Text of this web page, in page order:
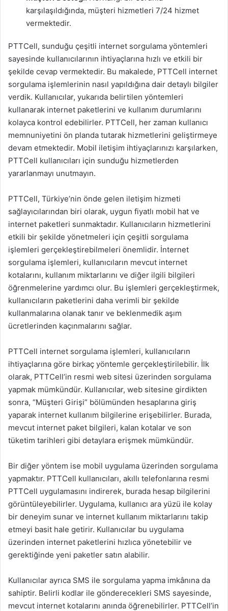
karşılaşıldığında, müşteri hizmetleri 7/24 hizmet
vermektedir.
PTTCell, sunduğu çeşitli internet sorgulama yöntemleri
sayesinde kullanıcılarının ihtiyaçlarına hızlı ve etkili bir
şekilde cevap vermektedir. Bu makalede, PTTCell internet
sorgulama işlemlerinin nasıl yapıldığına dair detaylı bilgiler
verdik. Kullanıcılar, yukarıda belirtilen yöntemleri
kullanarak internet paketlerini ve kullanım durumlarını
kolayca kontrol edebilirler. PTTCell, her zaman kullanıcı
memnuniyetini ön planda tutarak hizmetlerini geliştirmeye
devam etmektedir. Mobil iletişim ihtiyaçlarınızı karşılarken,
PTTCell kullanıcıları için sunduğu hizmetlerden
yararlanmayı unutmayın.
PTTCell, Türkiye’nin önde gelen iletişim hizmeti
sağlayıcılarından biri olarak, uygun fiyatlı mobil hat ve
internet paketleri sunmaktadır. Kullanıcıların hizmetlerini
etkili bir şekilde yönetmeleri için çeşitli sorgulama
işlemleri gerçekleştirebilmeleri önemlidir. İnternet
sorgulama işlemleri, kullanıcıların mevcut internet
kotalarını, kullanım miktarlarını ve diğer ilgili bilgileri
öğrenmelerine yardımcı olur. Bu işlemleri gerçekleştirmek,
kullanıcıların paketlerini daha verimli bir şekilde
kullanmalarına olanak tanır ve beklenmedik aşım
ücretlerinden kaçınmalarını sağlar.
PTTCell internet sorgulama işlemleri, kullanıcıların
ihtiyaçlarına göre birkaç yöntemle gerçekleştirilebilir. İlk
olarak, PTTCell’in resmi web sitesi üzerinden sorgulama
yapmak mümkündür. Kullanıcılar, web sitesine girdikten
sonra, “Müşteri Girişi” bölümünden hesaplarına giriş
yaparak internet kullanım bilgilerine erişebilirler. Burada,
mevcut internet paket bilgileri, kalan kotalar ve son
tüketim tarihleri gibi detaylara erişmek mümkündür.
Bir diğer yöntem ise mobil uygulama üzerinden sorgulama
yapmaktır. PTTCell kullanıcıları, akıllı telefonlarına resmi
PTTCell uygulamasını indirerek, burada hesap bilgilerini
görüntüleyebilirler. Uygulama, kullanıcı ara yüzü ile kolay
bir deneyim sunar ve internet kullanım miktarlarını takip
etmeyi basit hale getirir. Kullanıcılar bu uygulama
üzerinden internet paketlerini hızlıca yönetebilir ve
gerektiğinde yeni paketler satın alabilir.
Kullanıcılar ayrıca SMS ile sorgulama yapma imkânına da
sahiptir. Belirli kodlar ile gönderecekleri SMS sayesinde,
mevcut internet kotalarını anında öğrenebilirler. PTTCell’in